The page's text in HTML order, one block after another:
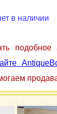
в наличии
подобное